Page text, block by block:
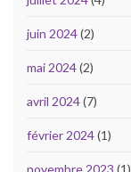
juin 2024(2)
mai 2024(2)
avril 2024(7)
février 2024(1)